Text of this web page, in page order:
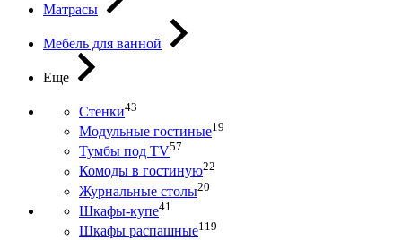
Матрасы
Мебель для ванной
Еще
Стенки43
Модульные гостиные19
Тумбы под ТV57
Комоды в гостиную22
Журнальные столы20
Шкафы-купе41
Шкафы распашные119